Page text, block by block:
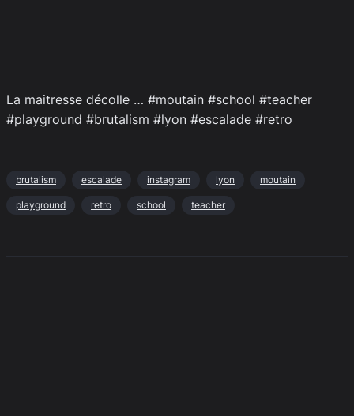
La maitresse décolle … #moutain #school #teacher
#playground #brutalism #lyon #escalade #retro
brutalism escalade instagram lyon moutain
playground retro school teacher